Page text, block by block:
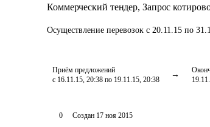
Коммерческий тендер, Запрос
Осуществление перевозок с 20.11.15 по
Приём предложений
с 16.11.15, 20:38 по 19.11.15, 20:38
0 Создан 17 ноя 2015